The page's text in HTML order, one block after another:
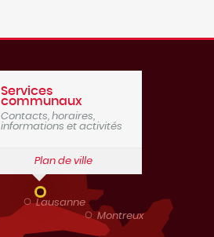
Services
communaux
Contacts, horaires,
informations et activités
Plan de ville
Lausanne
Montreux